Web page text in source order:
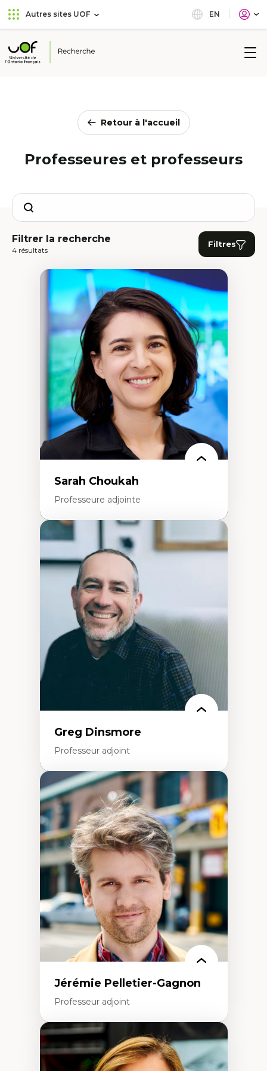
Aller
au
principal
Passer
au
Autres sites UOF EN
Université
Retour à l'accueil
Professeures et professeurs
Search
Filtrer la recherche
4 résultats
Filtres
Sarah Choukah
Professeure adjointe
Expertises
Démocratisation des nouvelles
technologies et biotechnologies
Données ouvertes
Bioart, programmation et électronique
créatives
Histoire sociale et culturelle des
technologies numériques
Résistances et droits numériques
Internet des objets
Métavers
Problématiques relatives à l’intelligence
artificielle, l’apprentissage machine et les
Féminismes et nouvelles technologies
Greg Dinsmore
Professeur adjoint
Expertises
Fragmentation des auditoires médiatiques
Analyse multi-plateforme des auditoires
médiatiques
Analyse des comportements numériques à
travers les données massives et l’IA
Recherche quantitative et qualitative sur
les auditoires médiatiques
Épistémologie des techniques de recherche
numérique et l’IA
Théorie des droits de la personne
La pensée politique d’Hannah Arendt
La pensée politique à l’ère numérique
Justice internationale et normes
internationales
Jérémie Pelletier-Gagnon
Professeur adjoint
Expertises
Études du jeu vidéo
Fouille de textes